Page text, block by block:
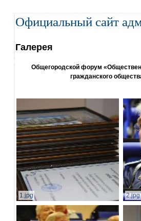
Официальный сайт
Галерея
Общегородской форум
гражданского
1.jpg 2.jpg